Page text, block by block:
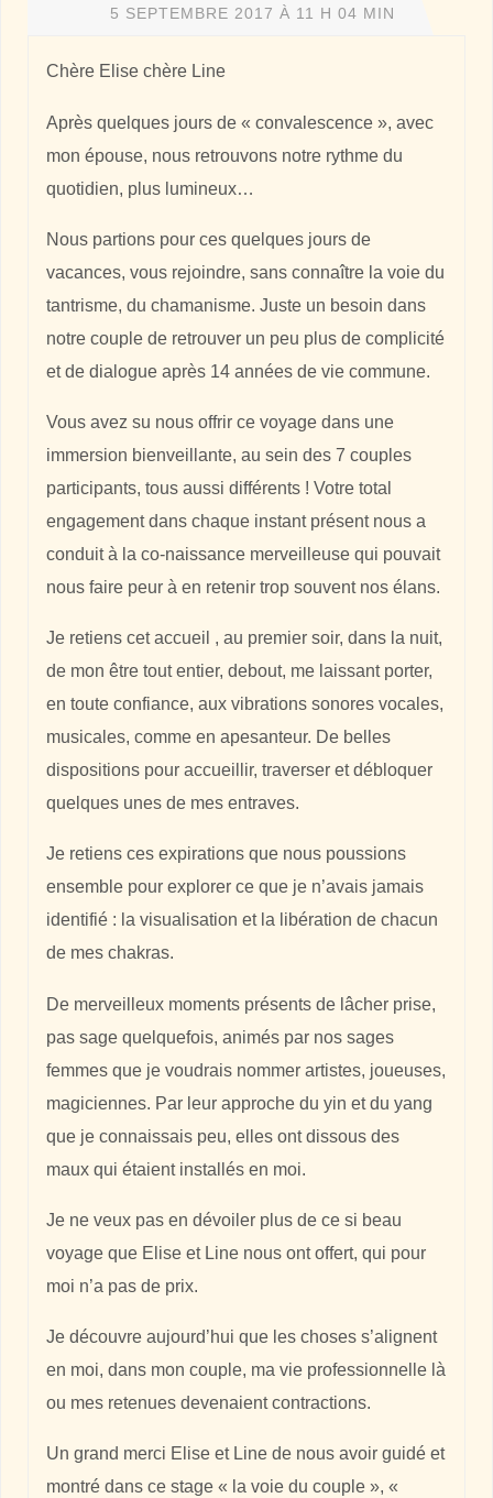
5 SEPTEMBRE 2017 À 11 H 04 MIN
Chère Elise chère Line
Après quelques jours de « convalescence », avec
mon épouse, nous retrouvons notre rythme du
quotidien, plus lumineux…
Nous partions pour ces quelques jours de
vacances, vous rejoindre, sans connaître la voie du
tantrisme, du chamanisme. Juste un besoin dans
notre couple de retrouver un peu plus de complicité
et de dialogue après 14 années de vie commune.
Vous avez su nous offrir ce voyage dans une
immersion bienveillante, au sein des 7 couples
participants, tous aussi différents ! Votre total
engagement dans chaque instant présent nous a
conduit à la co-naissance merveilleuse qui pouvait
nous faire peur à en retenir trop souvent nos élans.
Je retiens cet accueil , au premier soir, dans la nuit,
de mon être tout entier, debout, me laissant porter,
en toute confiance, aux vibrations sonores vocales,
musicales, comme en apesanteur. De belles
dispositions pour accueillir, traverser et débloquer
quelques unes de mes entraves.
Je retiens ces expirations que nous poussions
ensemble pour explorer ce que je n’avais jamais
identifié : la visualisation et la libération de chacun
de mes chakras.
De merveilleux moments présents de lâcher prise,
pas sage quelquefois, animés par nos sages
femmes que je voudrais nommer artistes, joueuses,
magiciennes. Par leur approche du yin et du yang
que je connaissais peu, elles ont dissous des
maux qui étaient installés en moi.
Je ne veux pas en dévoiler plus de ce si beau
voyage que Elise et Line nous ont offert, qui pour
moi n’a pas de prix.
Je découvre aujourd’hui que les choses s’alignent
en moi, dans mon couple, ma vie professionnelle là
ou mes retenues devenaient contractions.
Un grand merci Elise et Line de nous avoir guidé et
montré dans ce stage « la voie du couple », «